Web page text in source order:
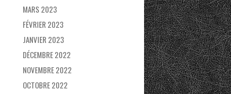
MARS 2023
FÉVRIER 2023
JANVIER 2023
DÉCEMBRE 2022
NOVEMBRE 2022
OCTOBRE 2022